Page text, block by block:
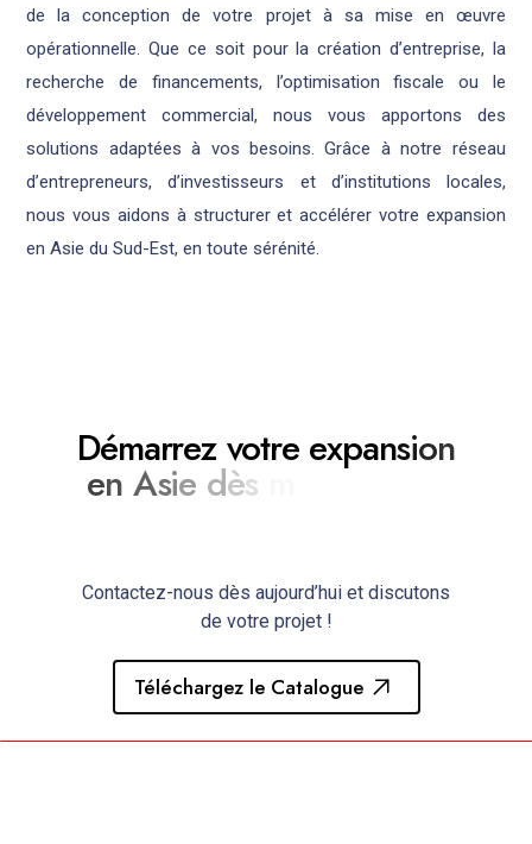
de la conception de votre projet à sa mise en œuvre
opérationnelle. Que ce soit pour la création d’entreprise, la
recherche de financements, l’optimisation fiscale ou le
développement commercial, nous vous apportons des
solutions adaptées à vos besoins. Grâce à notre réseau
d’entrepreneurs, d’investisseurs et d’institutions locales,
nous vous aidons à structurer et accélérer votre expansion
en Asie du Sud-Est, en toute sérénité.
Démarrez votre expansion
en Asie dès te
Contactez-nous dès aujourd’hui et discutons
de votre projet !
Téléchargez le Catalogue